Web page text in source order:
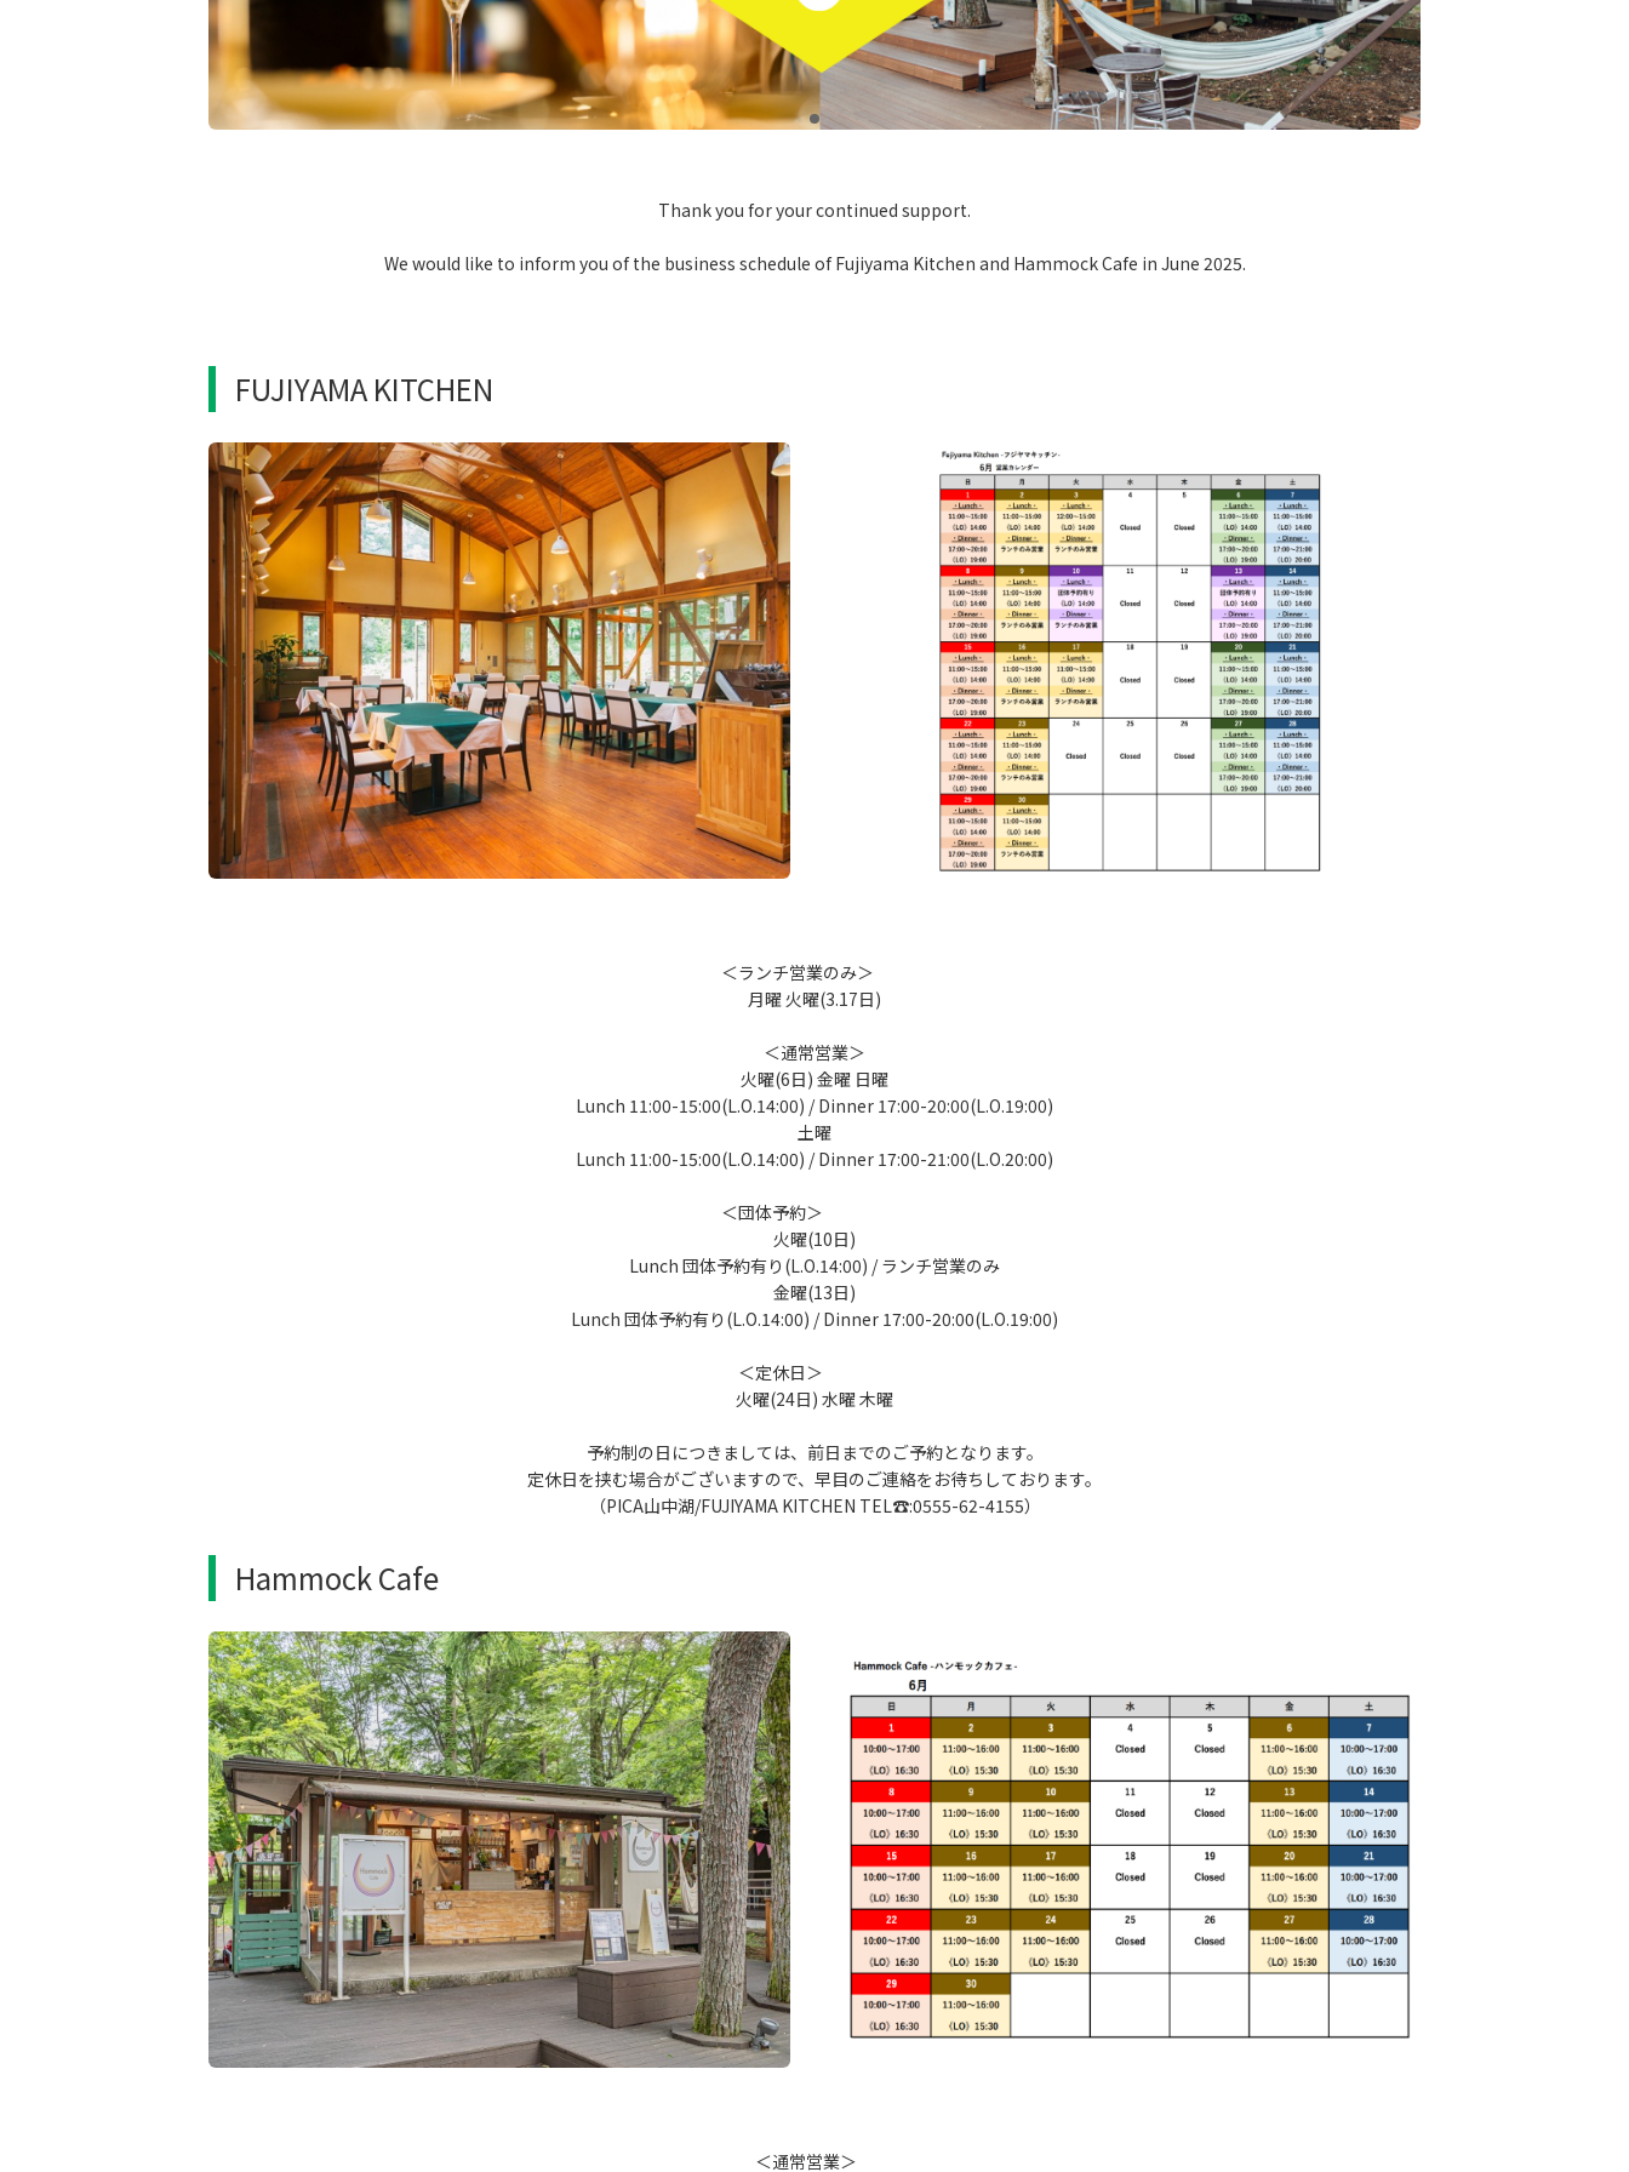
Thank you for your continued support.
We would like to inform you of the business schedule of Fujiyama Kitchen and Hammock Cafe in June 2025.
FUJIYAMA KITCHEN
＜ランチ営業のみ＞
月曜 火曜(3.17日)
＜通常営業＞
火曜(6日) 金曜 日曜
Lunch 11:00-15:00(L.O.14:00) / Dinner 17:00-20:00(L.O.19:00)
土曜
Lunch 11:00-15:00(L.O.14:00) / Dinner 17:00-21:00(L.O.20:00)
＜団体予約＞
火曜(10日)
Lunch 団体予約有り(L.O.14:00) / ランチ営業のみ
金曜(13日)
Lunch 団体予約有り(L.O.14:00) / Dinner 17:00-20:00(L.O.19:00)
＜定休日＞
火曜(24日) 水曜 木曜
予約制の日につきましては、前日までのご予約となります。
定休日を挟む場合がございますので、早目のご連絡をお待ちしております。
（PICA山中湖/FUJIYAMA KITCHEN TEL☎:0555-62-4155）
Hammock Cafe
＜通常営業＞